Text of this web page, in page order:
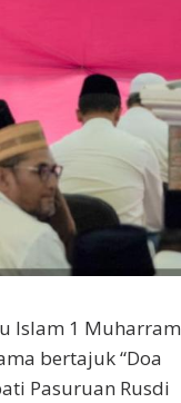
Islam 1 Muharram
bertajuk “Doa
Pasuruan Rusdi